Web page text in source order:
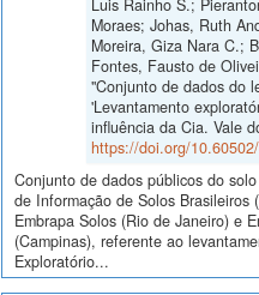
Luis Rainho S.;
Moraes; Johas, Ruth
Moreira, Giza Nara C.;
Fontes, Fausto de
"Conjunto de dados do
'Levantamento
influência da Cia. Vale
https://doi.org/
Conjunto de dados públicos do
de Informação de Solos
Embrapa Solos (Rio de Janeiro) e
(Campinas), referente ao
Exploratório...